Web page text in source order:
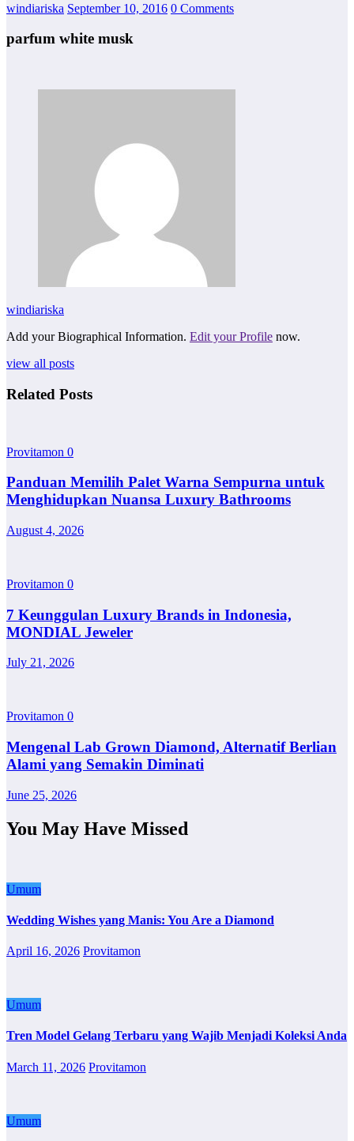
windiariska September 10, 2016 0 Comments
parfum white musk
windiariska
Add your Biographical Information. Edit your Profile now.
view all posts
Related Posts
Provitamon 0
Panduan Memilih Palet Warna Sempurna untuk
Menghidupkan Nuansa Luxury Bathrooms
August 4, 2026
Provitamon 0
7 Keunggulan Luxury Brands in Indonesia,
MONDIAL Jeweler
July 21, 2026
Provitamon 0
Mengenal Lab Grown Diamond, Alternatif Berlian
Alami yang Semakin Diminati
June 25, 2026
You May Have Missed
Umum
Wedding Wishes yang Manis: You Are a Diamond
April 16, 2026 Provitamon
Umum
Tren Model Gelang Terbaru yang Wajib Menjadi Koleksi Anda
March 11, 2026 Provitamon
Umum